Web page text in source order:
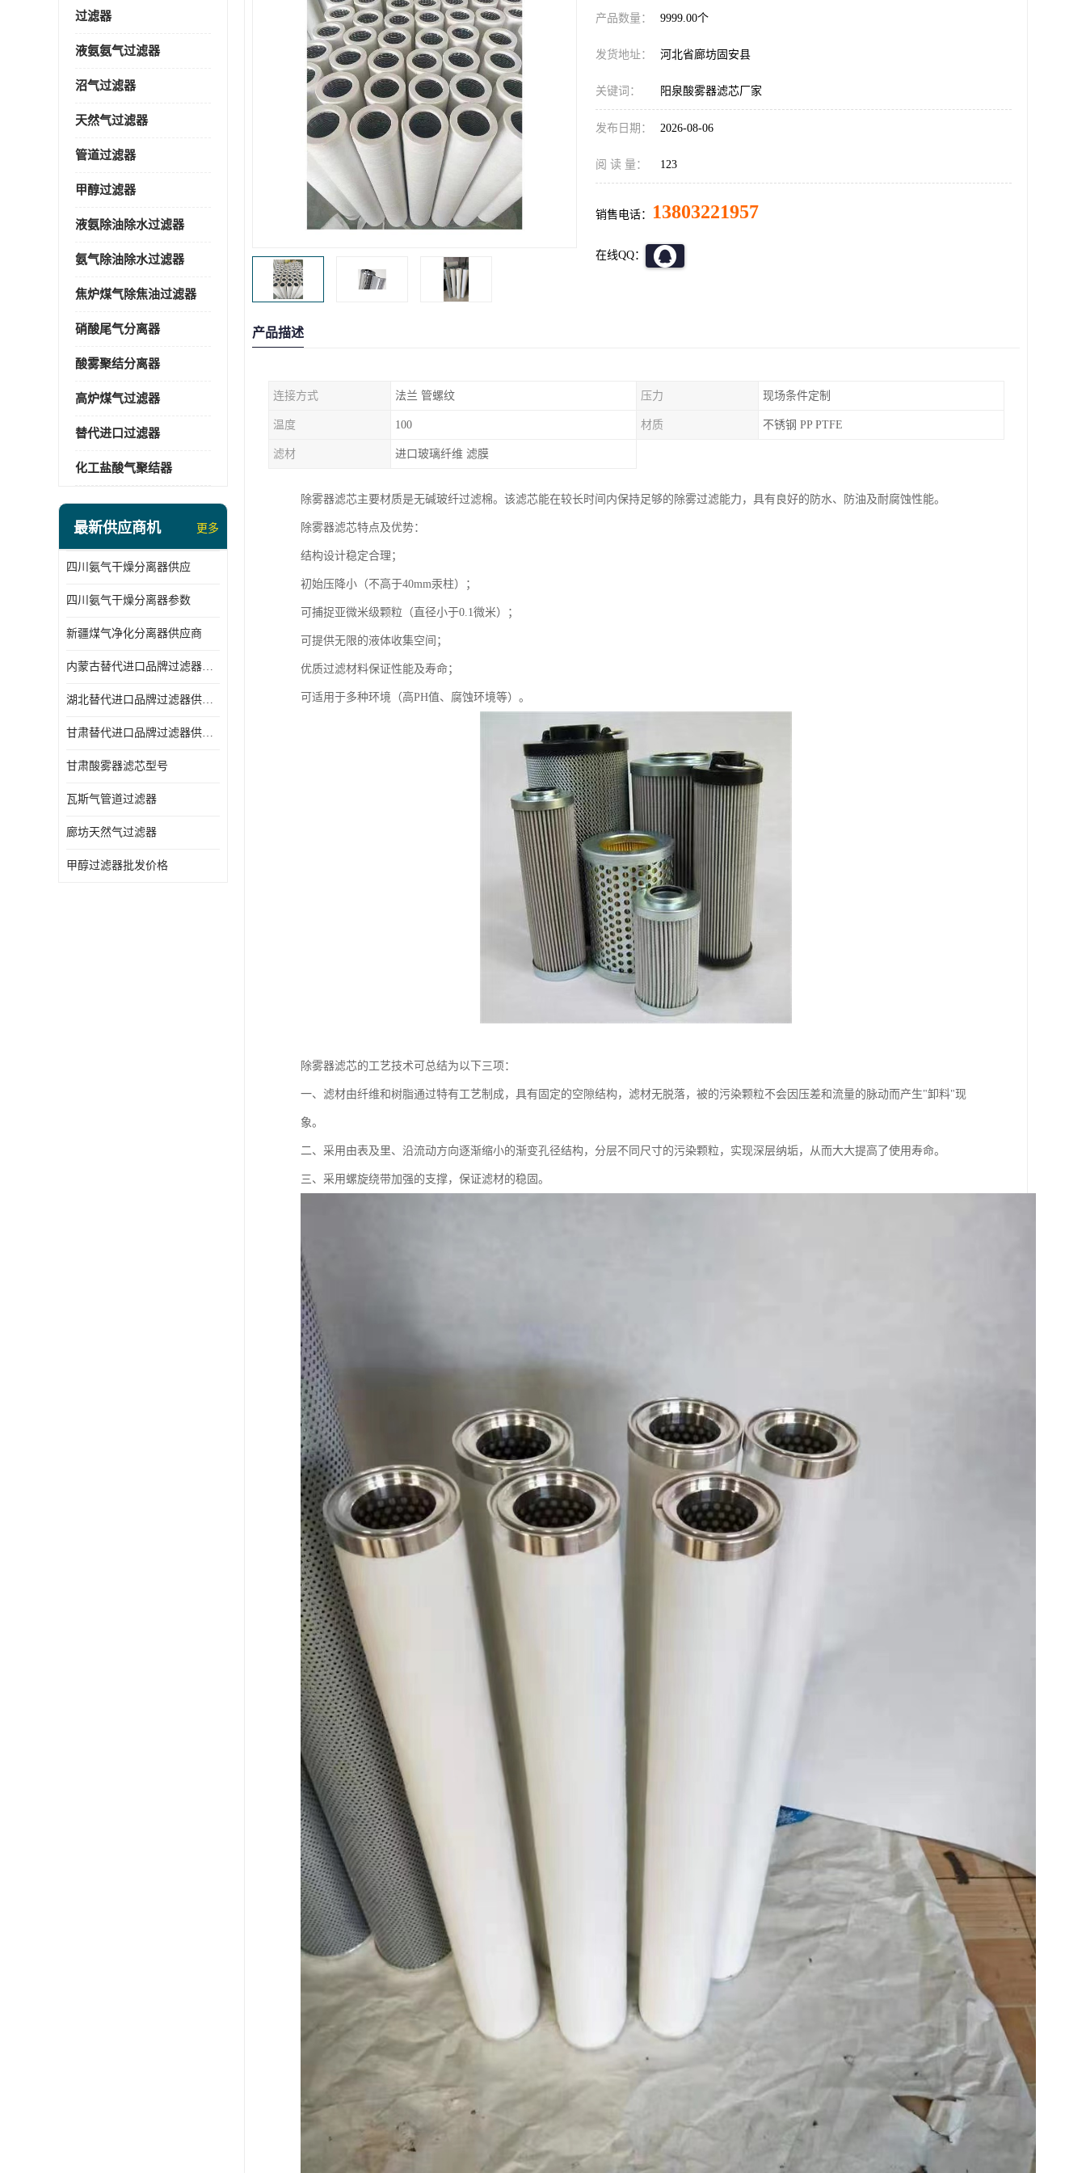
过滤器
液氨氨气过滤器
沼气过滤器
天然气过滤器
管道过滤器
甲醇过滤器
液氨除油除水过滤器
氨气除油除水过滤器
焦炉煤气除焦油过滤器
硝酸尾气分离器
酸雾聚结分离器
高炉煤气过滤器
替代进口过滤器
化工盐酸气聚结器
最新供应商机 更多
四川氨气干燥分离器供应
四川氨气干燥分离器参数
新疆煤气净化分离器供应商
内蒙古替代进口品牌过滤器厂家
湖北替代进口品牌过滤器供应商
甘肃替代进口品牌过滤器供应商
甘肃酸雾器滤芯型号
瓦斯气管道过滤器
廊坊天然气过滤器
甲醇过滤器批发价格
产品数量： 9999.00个
发货地址： 河北省廊坊固安县
关键词： 阳泉酸雾器滤芯厂家
发布日期： 2026-08-06
阅 读 量： 123
销售电话： 13803221957
在线QQ：
产品描述
连接方式 法兰 管螺纹 压力 现场条件定制
温度 100 材质 不锈钢 PP PTFE
滤材 进口玻璃纤维 滤膜
除雾器滤芯主要材质是无碱玻纤过滤棉。该滤芯能在较长时间内保持足够的除雾过滤能力，具有良好的防水、防油及耐腐蚀性能。
除雾器滤芯特点及优势：
结构设计稳定合理；
初始压降小（不高于40mm汞柱）；
可捕捉亚微米级颗粒（直径小于0.1微米）；
可提供无限的液体收集空间；
优质过滤材料保证性能及寿命；
可适用于多种环境（高PH值、腐蚀环境等）。
除雾器滤芯的工艺技术可总结为以下三项：
一、滤材由纤维和树脂通过特有工艺制成，具有固定的空隙结构，滤材无脱落，被的污染颗粒不会因压差和流量的脉动而产生"卸料"现
象。
二、采用由表及里、沿流动方向逐渐缩小的渐变孔径结构，分层不同尺寸的污染颗粒，实现深层纳垢，从而大大提高了使用寿命。
三、采用螺旋绕带加强的支撑，保证滤材的稳固。